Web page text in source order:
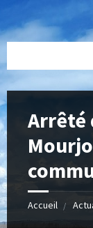
Arrêté
Accueil